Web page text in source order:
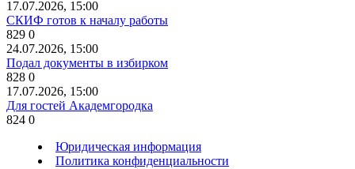
17.07.2026, 15:00
СКИФ готов к началу работы
829 0
24.07.2026, 15:00
Подал документы в избирком
828 0
17.07.2026, 15:00
Для гостей Академгородка
824 0
Юридическая информация
Политика конфиденциальности